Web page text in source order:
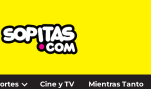
Cine y TV Mientras Tanto